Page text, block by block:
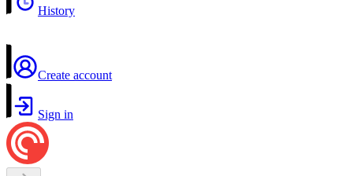
History
Create account
Sign in